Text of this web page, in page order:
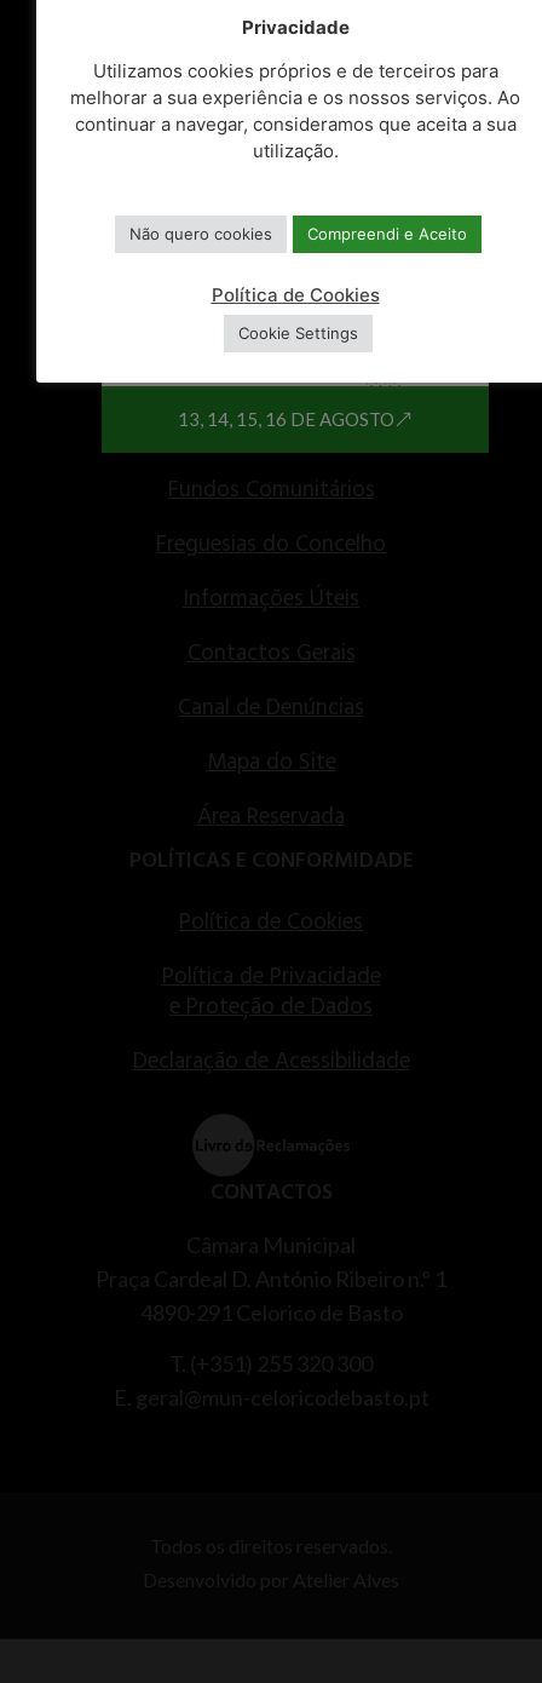
cultura, desporto e proteção civil.
ATALHOS
Balcão Único
Espaços do Cidadão
Centro de Documentos
Recursos Humanos
Consulta Pública
Fundos Comunitários
Freguesias do Concelho
Informações Úteis
Contactos Gerais
Canal de Denúncias
Mapa do Site
Área Reservada
POLÍTICAS E CONFORMIDADE
Política de Cookies
Política de Privacidade
e Proteção de Dados
Declaração de Acessibilidade
CONTACTOS
Câmara Municipal
Praça Cardeal D. António Ribeiro n.º 1
4890-291 Celorico de Basto
T. (+351) 255 320 300
E. geral@mun-celoricodebasto.pt
Privacidade
Utilizamos cookies próprios e de terceiros para
melhorar a sua experiência e os nossos serviços. Ao
continuar a navegar, consideramos que aceita a sua
utilização.
Não quero cookies Compreendi e Aceito
Política de Cookies
Cookie Settings
13, 14, 15, 16 DE AGOSTO